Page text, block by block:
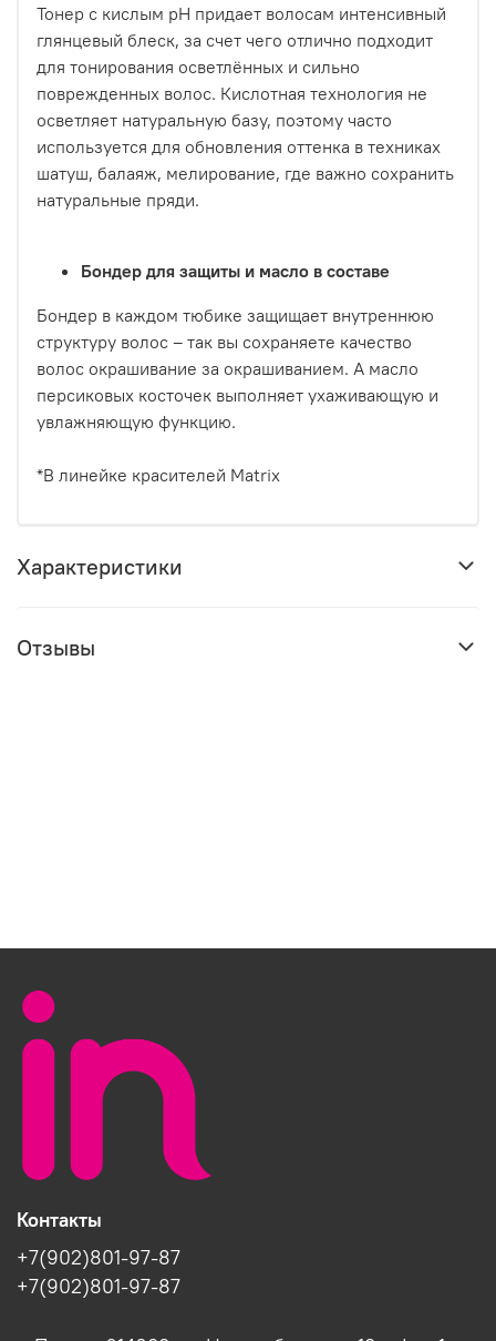
Тонер с кислым pH придает волосам интенсивный
глянцевый блеск, за счет чего отлично подходит
для тонирования осветлённых и сильно
поврежденных волос. Кислотная технология не
осветляет натуральную базу, поэтому часто
используется для обновления оттенка в техниках
шатуш, балаяж, мелирование, где важно сохранить
натуральные пряди.
Бондер для защиты и масло в составе
Бондер в каждом тюбике защищает внутреннюю
структуру волос – так вы сохраняете качество
волос окрашивание за окрашиванием. А масло
персиковых косточек выполняет ухаживающую и
увлажняющую функцию.
*В линейке красителей Matrix
Характеристики
Отзывы
Контакты
+7(902)801-97-87
+7(902)801-97-87